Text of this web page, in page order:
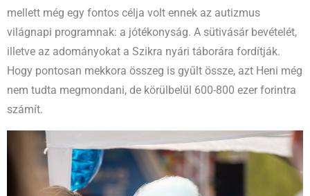
mellett még egy fontos célja volt ennek az autizmus
világnapi programnak: a jótékonyság. A sütivásár bevételét,
illetve az adományokat a Szikra nyári táborára fordítják.
Hogy pontosan mekkora összeg is gyűlt össze, azt Heni még
nem tudta megmondani, de körülbelül 600-800 ezer forintra
számít.